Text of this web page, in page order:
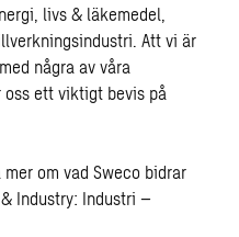
livs & läkemedel,
Att vi är
några av våra
ett viktigt bevis på
om vad Sweco bidrar
Industry: Industri –